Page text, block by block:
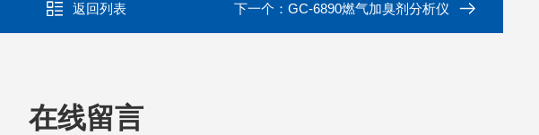
返回列表 下一个： GC-6890燃气加臭剂分析仪
在线留言